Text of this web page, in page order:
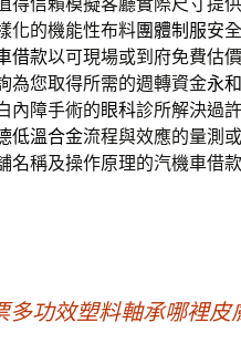
化的機能性布料團體制服安
借款以可​現場或到府免費估
為您取得所需的週轉資金永
內障手術的眼科診所解決過
低溫合金流程與效應的量測
名稱及操作原理的汽機車借
多功效塑料軸承哪裡皮